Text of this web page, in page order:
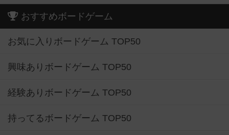
おすすめボードゲーム
お気に入りボードゲーム TOP50
興味ありボードゲーム TOP50
経験ありボードゲーム TOP50
持ってるボードゲーム TOP50